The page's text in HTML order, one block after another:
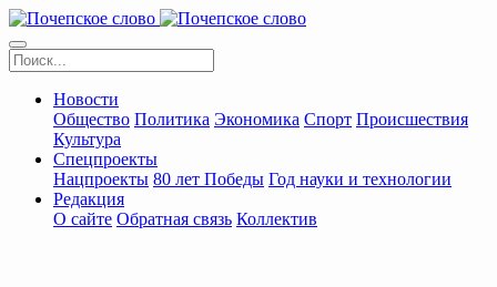
Новости
Общество Политика Экономика Спорт Происшествия
Культура
Спецпроекты
Нацпроекты 80 лет Победы Год науки и технологии
Редакция
О сайте Обратная связь Коллектив